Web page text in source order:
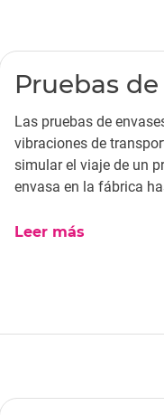
Pruebas
Las pruebas de
vibraciones de
simular el viaje de un
envasa en la fábrica
Leer más